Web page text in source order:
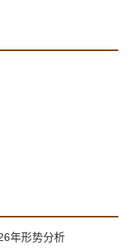
年形势分析